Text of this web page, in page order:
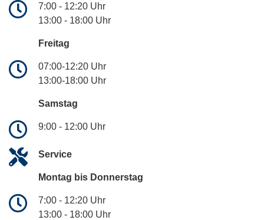
7:00 - 12:20 Uhr
13:00 - 18:00 Uhr
Freitag
07:00-12:20 Uhr
13:00-18:00 Uhr
Samstag
9:00 - 12:00 Uhr
Service
Montag bis Donnerstag
7:00 - 12:20 Uhr
13:00 - 18:00 Uhr